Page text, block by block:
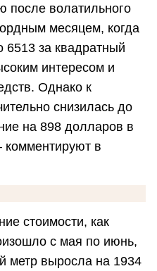
после волатильного
месяцем, когда
6513 за квадратный
интересом и
Однако к
снизилась до
на 898 долларов в
комментируют в
стоимости, как
с мая по июнь,
метр выросла на 1934